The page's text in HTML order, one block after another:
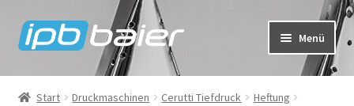
Zur
Navigation
Zum
Inhalt
Menü
Mein Konto
Start Druckmaschinen Cerutti Tiefdruck
Heftung